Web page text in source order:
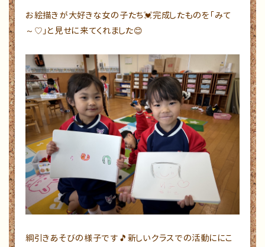
お絵描きが大好きな女の子たち💓完成したものを「みて
～♡」と見せに来てくれました😊
綱引きあそびの様子です🎵新しいクラスでの活動ににこ